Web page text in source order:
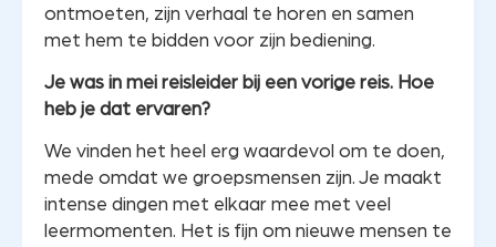
ontmoeten, zijn verhaal te horen en samen
met hem te bidden voor zijn bediening.
Je was in mei reisleider bij een vorige reis. Hoe
heb je dat ervaren?
We vinden het heel erg waardevol om te doen,
mede omdat we groepsmensen zijn. Je maakt
intense dingen met elkaar mee met veel
leermomenten. Het is fijn om nieuwe mensen te